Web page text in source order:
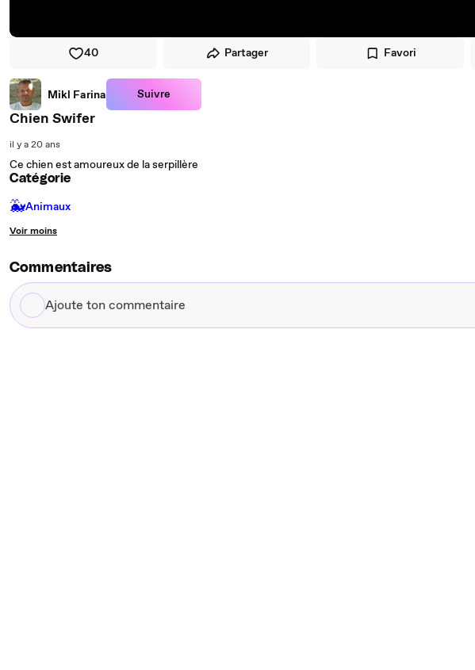
40 Partager Favori
Mikl Farina Suivre
Chien Swifer
il y a 20 ans
Ce chien est amoureux de la serpillère
Catégorie
🐳Animaux
Voir moins
Commentaires
Ajoute
ton